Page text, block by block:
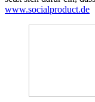
www.socialproduct.de